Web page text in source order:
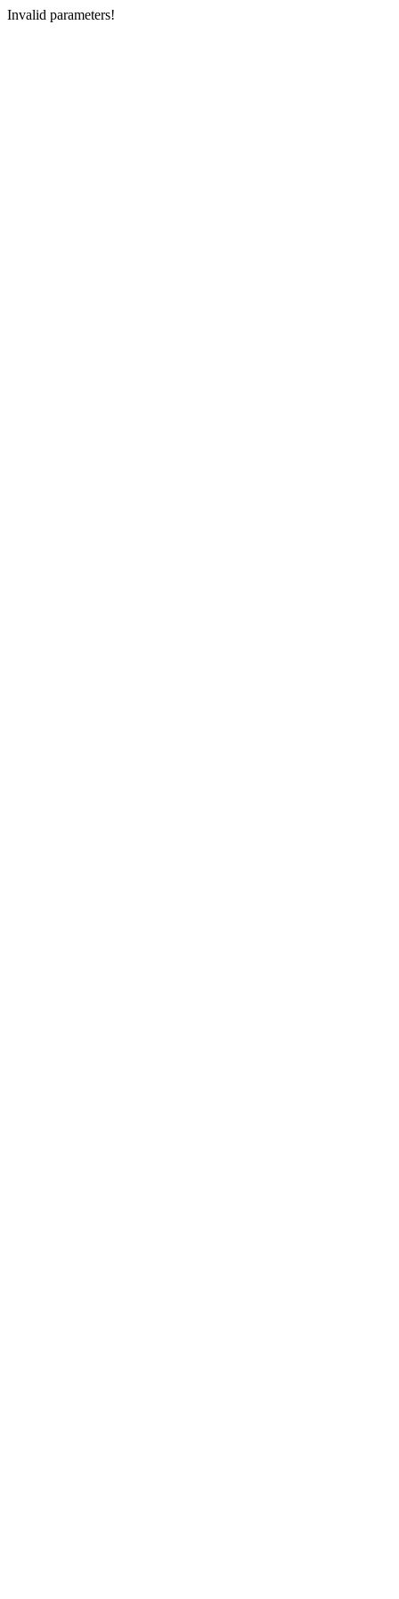
Invalid parameters!